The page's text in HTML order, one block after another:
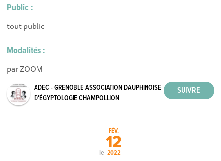
Public :
tout public
Modalités :
par ZOOM
ADEC - GRENOBLE ASSOCIATION DAUPHINOISE
D'ÉGYPTOLOGIE CHAMPOLLION
le
FÉV.
12
2022